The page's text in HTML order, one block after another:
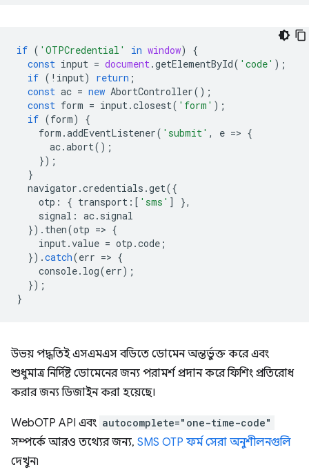
if ( 'OTPCredential' in window)
{
const input = document.getElementById( 'code' );
if ( ! input) return ;
const ac = new AbortController();
const form = input.closest( 'form' );
if (form)
{
form .addEventListener( 'submit' , e => {
ac.abort();
});
}
navigator .credentials .get({
otp : { transport : [ 'sms' ]
},
signal : ac. signal
}). then(otp => {
input.value = otp .code ;
}).catch(err => {
console. log(err);
});
}
উভয় পদ্ধতিই এসএমএস বডিতে ডোমেন অন্তর্ভুক্ত করে এবং
শুধুমাত্র নির্দিষ্ট ডোমেনের জন্য পরামর্শ প্রদান করে ফিশিং প্রতিরোধ
করার জন্য ডিজাইন করা হয়েছে।
WebOTP API এবং autocomplete="one-time-code"
সম্পর্কে আরও তথ্যের জন্য, SMS OTP ফর্ম সেরা অনুশীলনগুলি
দেখুন৷